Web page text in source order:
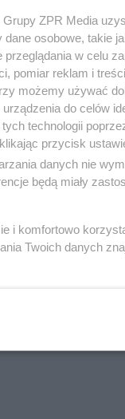
ZPR Media
osobowe, takie
w celu
pomiar reklam i
możemy używać
do celów
technologii
przycisk
danych nie
będą miały
i komfortowo
Twoich danych